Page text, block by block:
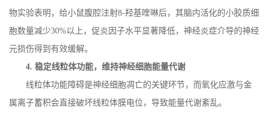
物实验表明，给小鼠腹腔注射8-羟基喹啉后，其脑内活化的小胶质细
胞数量减少30%以上，促炎因子水平显著降低，神经炎症介导的神经
元损伤得到有效缓解。
4.稳定线粒体功能，维持神经细胞能量代谢
线粒体功能障碍是神经细胞凋亡的关键环节，而氧化应激与金
属离子蓄积会直接破坏线粒体膜电位，导致能量代谢紊乱。